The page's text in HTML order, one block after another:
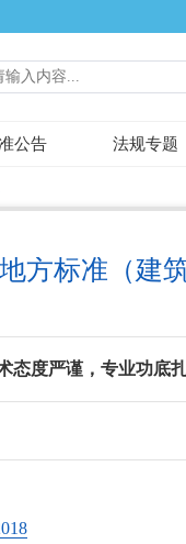
公告 法规专题
方标准（建
态度严谨，专业功底